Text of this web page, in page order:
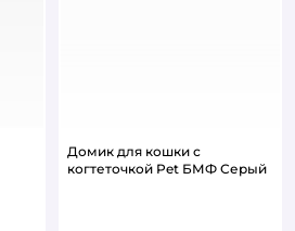
Домик для кошки с
когтеточкой Pet БМФ Серый